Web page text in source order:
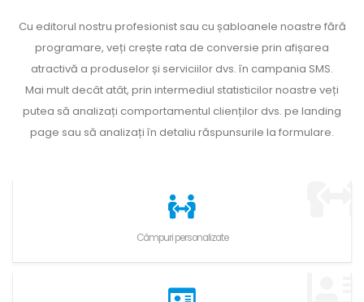
Cu editorul nostru profesionist sau cu șabloanele noastre fără
programare, veți crește rata de conversie prin afișarea
atractivă a produselor și serviciilor dvs. în campania SMS.
Mai mult decât atât, prin intermediul statisticilor noastre veți
putea să analizați comportamentul clienților dvs. pe landing
page sau să analizați în detaliu răspunsurile la formulare.
Câmpuri personalizate